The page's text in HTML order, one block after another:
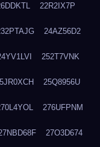
22R2IX7P
24AZ56D2
252T7VNK
25Q8956U
276UFPNM
27O3D674